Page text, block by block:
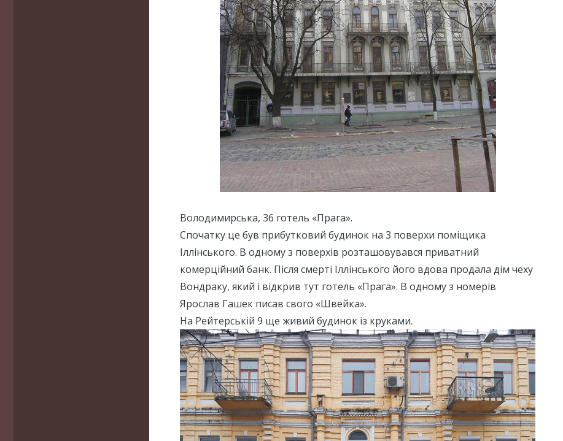
Володимирська, 36 готель «Прага».
Спочатку це був прибутковий будинок на 3 поверхи поміщика
Іллінського. В одному з поверхів розташовувався приватний
комерційний банк. Після смерті Іллінського його вдова продала дім чеху
Вондраку, який і відкрив тут готель «Прага». В одному з номерів
Ярослав Гашек писав свого «Швейка».
На Рейтерській 9 ще живий будинок із круками.